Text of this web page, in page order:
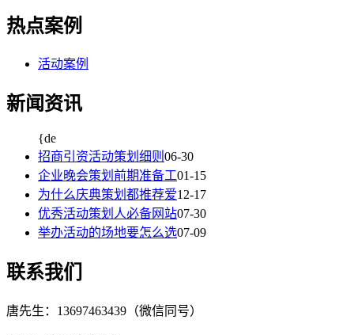
热点案例
活动案例
新闻资讯
{de
招商引资活动策划细则 06-30
企业晚会策划前期准备工01-15
为什么庆典策划都推荐爱12-17
优秀活动策划人必备网站07-30
举办活动的场地要怎么选07-09
联系我们
唐先生：13697463439（微信同号）